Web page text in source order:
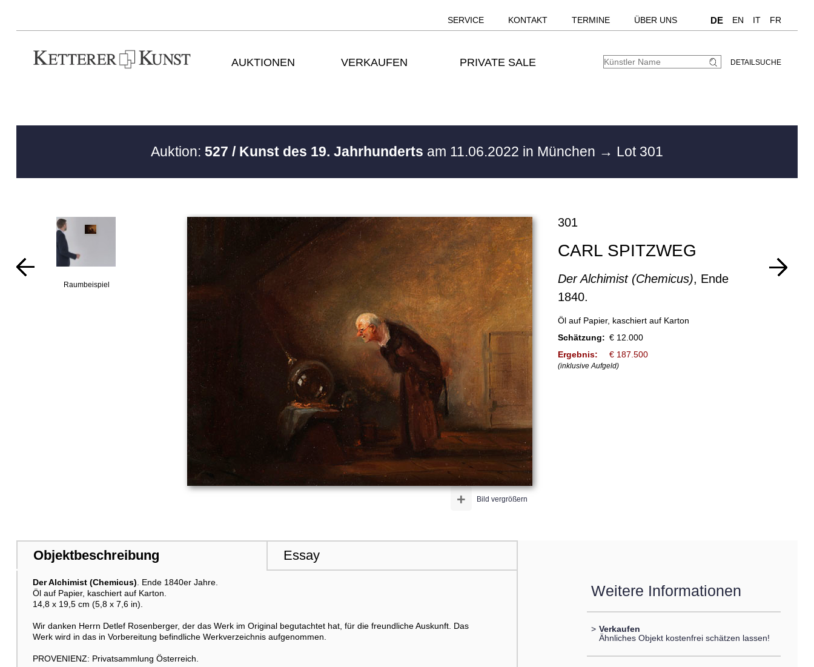
SERVICE KONTAKT TERMINE ÜBER UNS DE EN IT FR
AUKTIONEN VERKAUFEN PRIVATE SALE DETAILSUCHE
Auktion: 527 / Kunst des 19. Jahrhunderts am 11.06.2022 in München → Lot 301
Raumbeispiel
Bild vergrößern
+
301
CARL SPITZWEG
Der Alchimist (Chemicus), Ende
1840.
Öl auf Papier, kaschiert auf Karton
Schätzung: € 12.000
Ergebnis:
€ 187.500
(inklusive Aufgeld)
Objektbeschreibung Essay
Der Alchimist (Chemicus) . Ende 1840er Jahre.
Öl auf Papier, kaschiert auf Karton.
14,8 x 19,5 cm (5,8 x 7,6 in).
Wir danken Herrn Detlef Rosenberger, der das Werk im Original begutachtet hat, für die freundliche Auskunft. Das
Werk wird in das in Vorbereitung befindliche Werkverzeichnis aufgenommen.
PROVENIENZ: Privatsammlung Österreich.
Weitere Informationen
> Verkaufen
Ähnliches Objekt kostenfrei schätzen lassen!